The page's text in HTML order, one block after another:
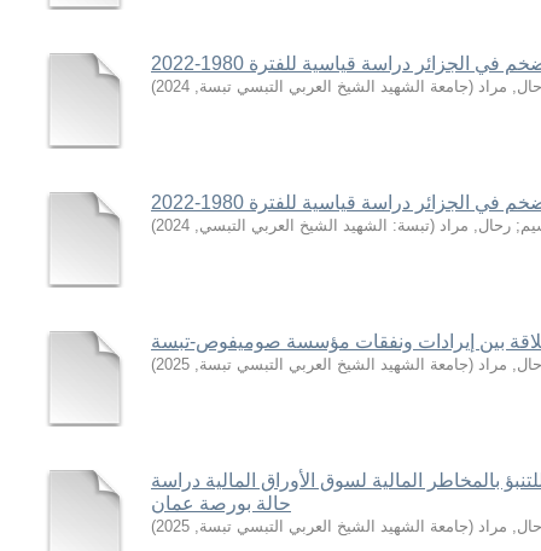
مراد (جامعة الشهيد الشيخ العربي التبسي تبسة,
2024
)
; رحال, مراد (تبسة: الشهيد الشيخ العربي التبسي,
2024
)
مراد (جامعة الشهيد الشيخ العربي التبسي تبسة,
2025
)
بالمخاطر المالية لسوق الأوراق المالية دراسة
حالة بورصة عمان
مراد (جامعة الشهيد الشيخ العربي التبسي تبسة,
2025
)